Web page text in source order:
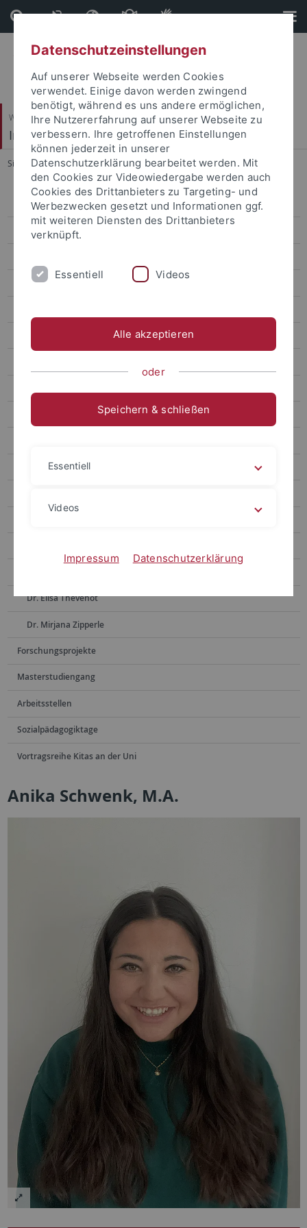
Direkt
zum
Inhalt
Direkt
zur
Fußleiste
Wirtschafts- und Sozialwissenschaftliche Fakultät
Institut für Erziehungswissenschaft
Sie sind hier: Startseite ... Anika Schwenk
Personal
Prof. Dr. Petra Bauer
Prof. Dr. Sascha Neumann
Dr. Gabriele Müller
Dr. Elisa Thevenot
Dr. Mirjana Zipperle
Forschungsprojekte
Masterstudiengang
Arbeitsstellen
Sozialpädagogiktage
Vortragsreihe Kitas an der Uni
Anika Schwenk, M.A.
Datenschutzeinstellungen
Auf unserer Webseite werden Cookies
verwendet. Einige davon werden zwingend
benötigt, während es uns andere ermöglichen,
Ihre Nutzererfahrung auf unserer Webseite zu
verbessern. Ihre getroffenen Einstellungen
können jederzeit in unserer
Datenschutzerklärung bearbeitet werden. Mit
den Cookies zur Videowiedergabe werden auch
Cookies des Drittanbieters zu Targeting- und
Werbezwecken gesetzt und Informationen ggf.
mit weiteren Diensten des Drittanbieters
verknüpft.
Essentiell Videos
Alle akzeptieren
oder
Speichern & schließen
Essentiell
Videos
Impressum Datenschutzerklärung